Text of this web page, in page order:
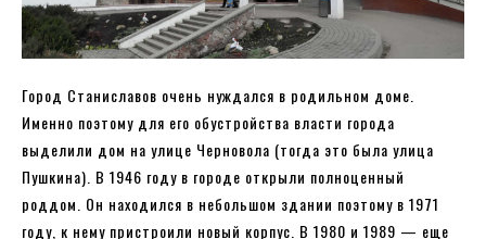
Город Станиславов очень нуждался в родильном доме.
Именно поэтому для его обустройства власти города
выделили дом на улице Черновола (тогда это была улица
Пушкина). В 1946 году в городе открыли полноценный
роддом. Он находился в небольшом здании поэтому в 1971
году, к нему пристроили новый корпус. В 1980 и 1989 — еще